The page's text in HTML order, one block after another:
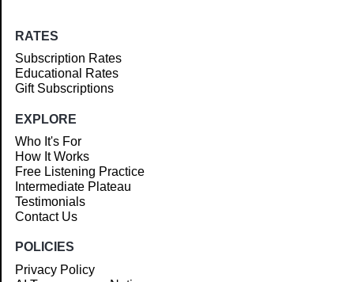
RATES
Subscription Rates
Educational Rates
Gift Subscriptions
EXPLORE
Who It's For
How It Works
Free Listening Practice
Intermediate Plateau
Testimonials
Contact Us
POLICIES
Privacy Policy